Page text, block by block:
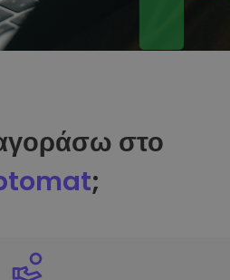
αγοράσω στο
;